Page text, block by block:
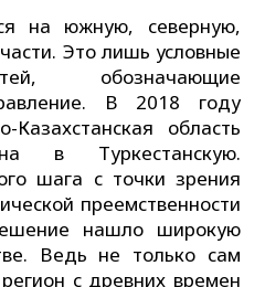
на южную, северную,
Это лишь условные
обозначающие
В 2018 году
область
в Туркестанскую.
шага с точки зрения
преемственности
нашло широкую
Ведь не только сам
с древних времен